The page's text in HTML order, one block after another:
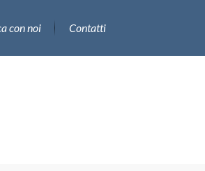
con noi Contatti